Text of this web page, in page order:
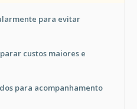
para evitar
custos maiores e
para acompanhamento